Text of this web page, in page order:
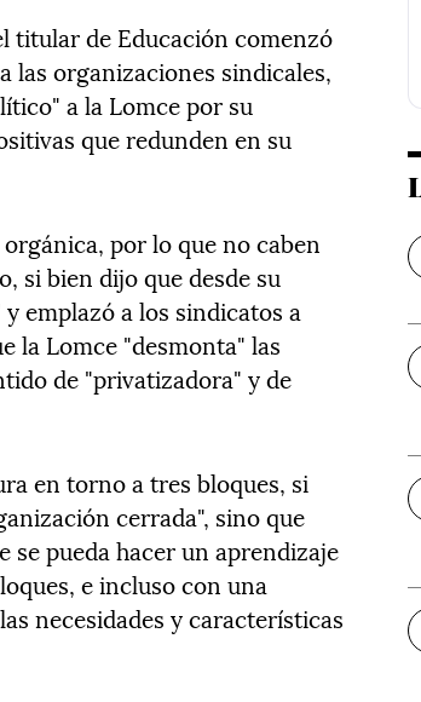
titular de Educación comenzó
las organizaciones sindicales,
a la Lomce por su
que redunden en su
por lo que no caben
si bien dijo que desde su
emplazó a los sindicatos a
la Lomce "desmonta" las
de "privatizadora" y de
en torno a tres bloques, si
cerrada", sino que
pueda hacer un aprendizaje
e incluso con una
necesidades y características